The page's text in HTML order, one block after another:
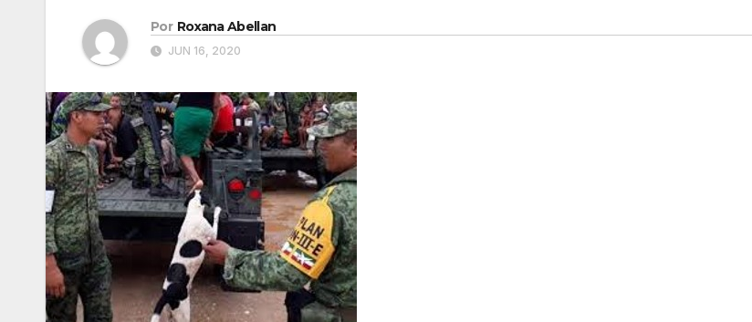
Por Roxana Abellan
JUN 16, 2020